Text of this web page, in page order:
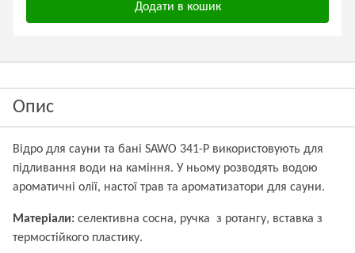
Додати в кошик
Опис
Відро для сауни та бані SAWO 341-P використовують для
підливання води на каміння. У ньому розводять водою
ароматичні олії, настої трав та ароматизатори для сауни.
Матеріали: селективна сосна, ручка з ротангу, вставка з
термостійкого пластику.